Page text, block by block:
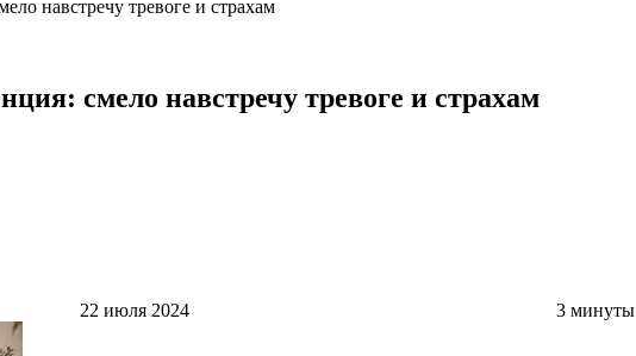
навстречу тревоге и страхам
смело навстречу тревоге и страхам
22 июля 2024 3 минуты